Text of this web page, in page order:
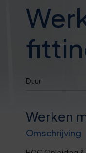
Duur
Werken
Omschrijving